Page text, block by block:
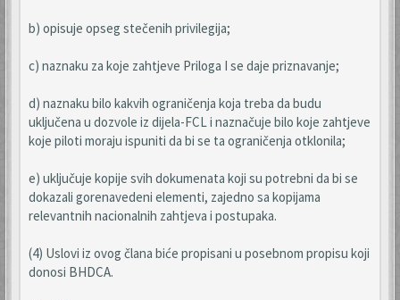
b) opisuje opseg stečenih privilegija;
c) naznaku za koje zahtjeve Priloga I se daje priznavanje;
d) naznaku bilo kakvih ograničenja koja treba da budu
uključena u dozvole iz dijela-FCL i naznačuje bilo koje zahtjeve
koje piloti moraju ispuniti da bi se ta ograničenja otklonila;
e) uključuje kopije svih dokumenata koji su potrebni da bi se
dokazali gorenavedeni elementi, zajedno sa kopijama
relevantnih nacionalnih zahtjeva i postupaka.
(4) Uslovi iz ovog člana biće propisani u posebnom propisu koji
donosi BHDCA.